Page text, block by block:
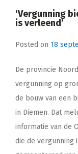
‘Vergunning
is verleend’
Posted on 18
De provincie
vergunning op
de bouw van een
in Diemen. Dat
informatie van de
die de vergunning